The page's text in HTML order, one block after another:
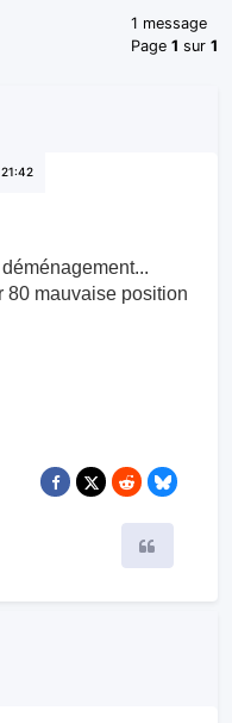
1 message
Page1 sur1
80 mauvaise position